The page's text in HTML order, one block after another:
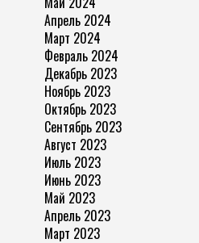
Апрель 2024
Март 2024
Февраль 2024
Декабрь 2023
Ноябрь 2023
Октябрь 2023
Сентябрь 2023
Август 2023
Июль 2023
Июнь 2023
Май 2023
Апрель 2023
Март 2023